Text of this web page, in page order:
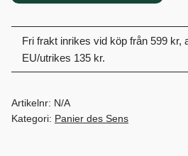
Fri frakt inrikes vid köp från 599 kr,
EU/utrikes 135 kr.
Artikelnr: N/A
Kategori: Panier des Sens